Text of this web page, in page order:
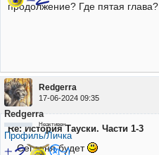
продолжение? Где пятая глава?
Redgerra
17-06-2024 09:35
Redgerra
Неактивен
Профиль/Личка
Re: История Тауски. Части 1-3
Сегодня будет